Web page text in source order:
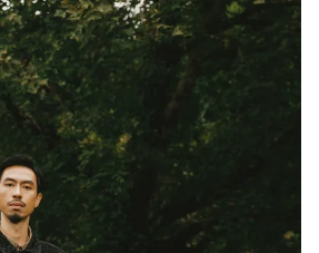
Vươn mình bằng AI
VTV8
English